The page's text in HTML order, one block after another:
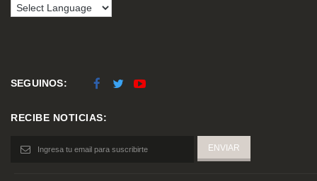
SEGUINOS:
RECIBE NOTICIAS: